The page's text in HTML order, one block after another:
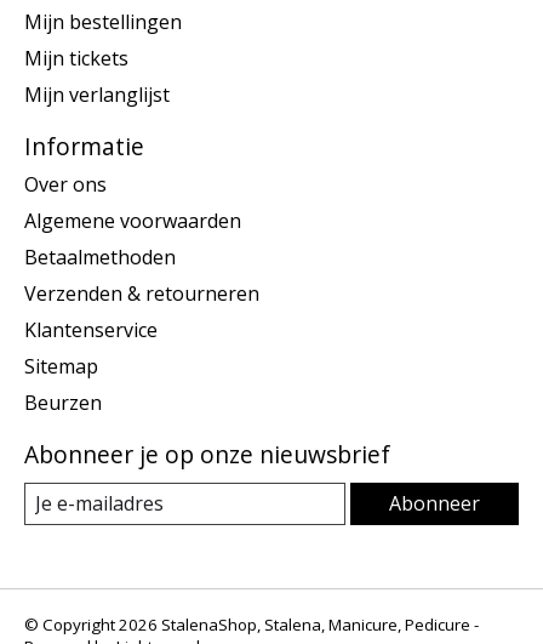
Mijn bestellingen
Mijn tickets
Mijn verlanglijst
Informatie
Over ons
Algemene voorwaarden
Betaalmethoden
Verzenden & retourneren
Klantenservice
Sitemap
Beurzen
Abonneer je op onze nieuwsbrief
Abonneer
© Copyright 2026 StalenaShop, Stalena, Manicure, Pedicure -